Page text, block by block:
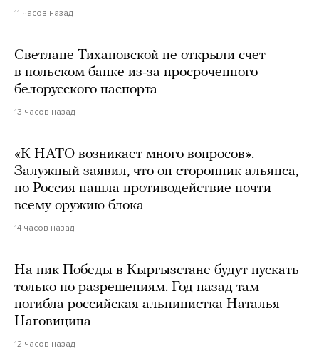
11 часов назад
Светлане Тихановской не открыли счет
в польском банке из-за просроченного
белорусского паспорта
13 часов назад
«К НАТО возникает много вопросов».
Залужный заявил, что он сторонник альянса,
но Россия нашла противодействие почти
всему оружию блока
14 часов назад
На пик Победы в Кыргызстане будут пускать
только по разрешениям. Год назад там
погибла российская альпинистка Наталья
Наговицина
12 часов назад